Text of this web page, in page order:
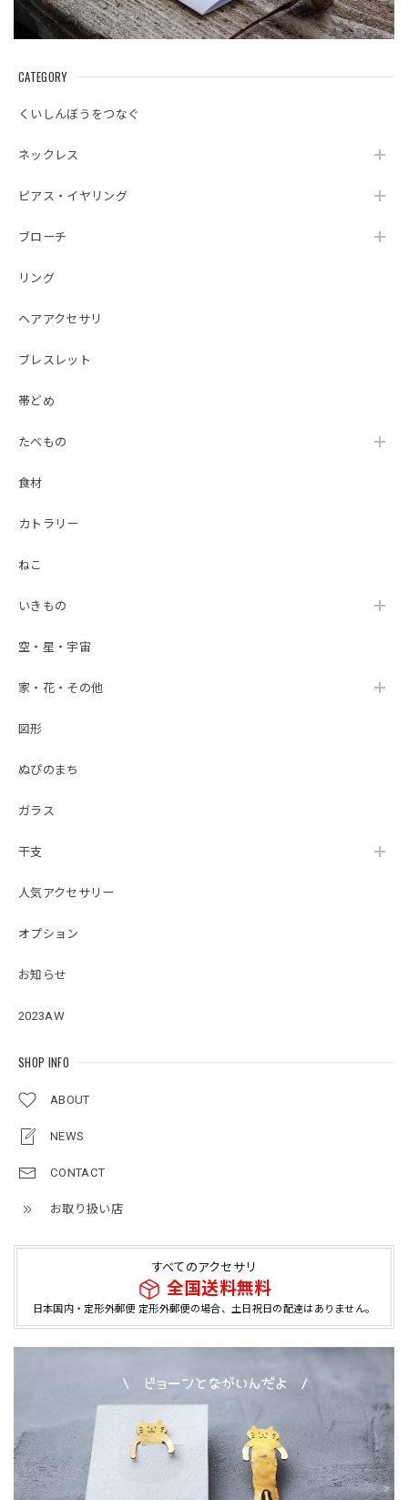
CATEGORY
くいしんぼうをつなぐ
ネックレス
ピアス・イヤリング
ブローチ
リング
ヘアアクセサリ
ブレスレット
帯どめ
たべもの
食材
カトラリー
ねこ
いきもの
空・星・宇宙
家・花・その他
図形
ぬぴのまち
ガラス
干支
人気アクセサリー
オプション
お知らせ
2023AW
SHOP INFO
ABOUT
NEWS
CONTACT
お取り扱い店
すべてのアクセサリ
全国送料無料
日本国内・定形外郵便 定形外郵便の場合、土日祝日の配達はありません。